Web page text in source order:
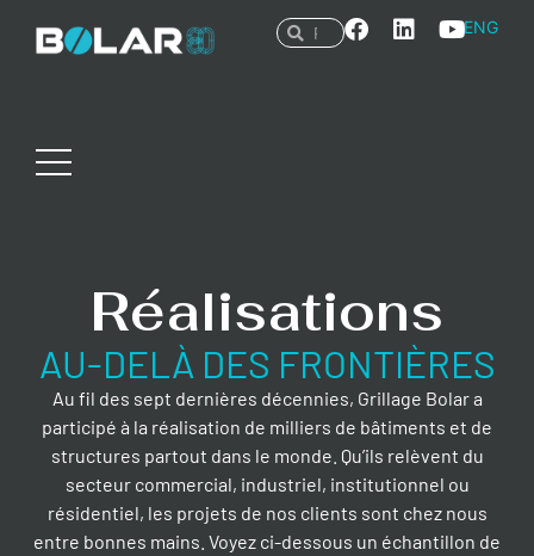
ENG
Réalisations
AU-DELÀ DES FRONTIÈRES
Au fil des sept dernières décennies, Grillage Bolar a
participé à la réalisation de milliers de bâtiments et de
structures partout dans le monde. Qu’ils relèvent du
secteur commercial, industriel, institutionnel ou
résidentiel, les projets de nos clients sont chez nous
entre bonnes mains. Voyez ci-dessous un échantillon de